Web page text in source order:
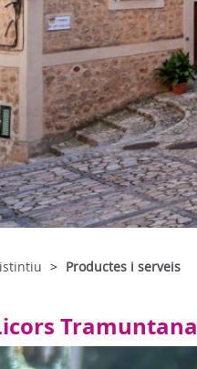
Productes i serveis
Tramuntana